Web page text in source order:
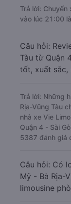
Trả lời:
vào lúc 21:00
Câu hỏi:
Tàu từ Quận
tốt, xuất sắc,
Trả lời: Những
Rịa-Vũng Tàu
nhà xe Vie
Quận 4 - Sài
5387 đánh giá
Câu hỏi: Có
Mỹ - Bà Rịa-
limousine